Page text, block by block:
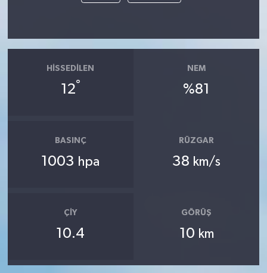
HISSEDILEN
12°
NEM
%81
BASINÇ
1003 hpa
RÜZGAR
38 km/s
ÇIY
10.4
GÖRÜŞ
10 km